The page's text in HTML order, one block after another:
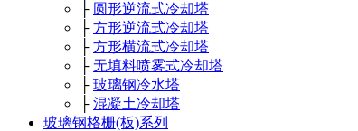
├ 圆形逆流式冷却塔
├方形逆流式冷却塔
├方形横流式冷却塔
├无填料喷雾式冷却塔
├玻璃钢冷水塔
├混凝土冷却塔
玻璃钢格栅(板)系列